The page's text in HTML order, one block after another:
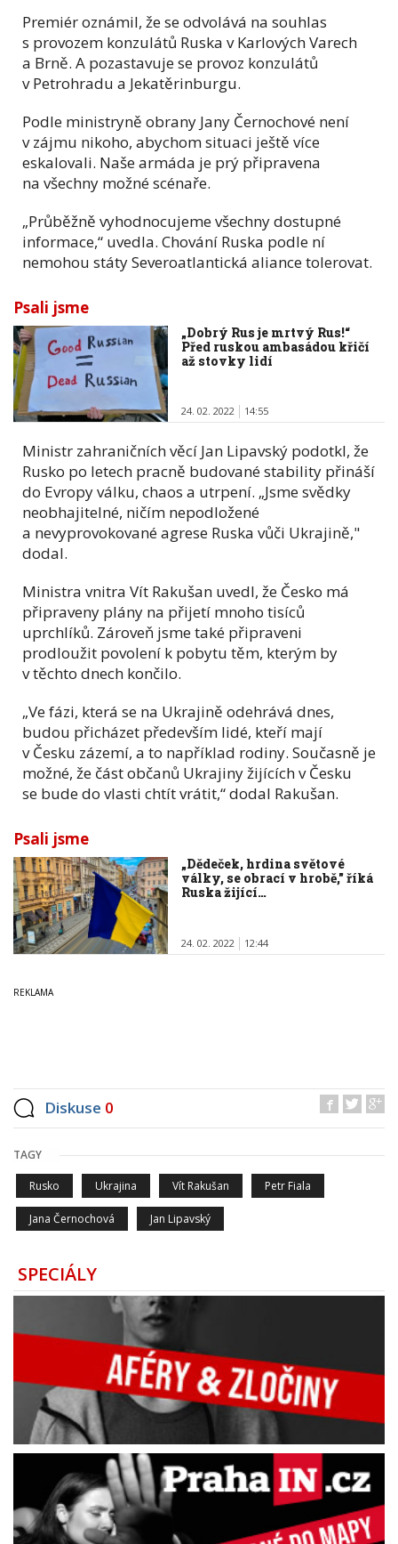
Premiér oznámil, že se odvolává na souhlas
s provozem konzulátů Ruska v Karlových Varech
a Brně. A pozastavuje se provoz konzulátů
v Petrohradu a Jekatěrinburgu.
Podle ministryně obrany Jany Černochové není
v zájmu nikoho, abychom situaci ještě více
eskalovali. Naše armáda je prý připravena
na všechny možné scénaře.
„Průběžně vyhodnocujeme všechny dostupné
informace,“ uvedla. Chování Ruska podle ní
nemohou státy Severoatlantická aliance tolerovat.
Psali jsme
„Dobrý Rus je mrtvý Rus!“
Před ruskou ambasádou křičí
až stovky lidí
24. 02. 2022 14:55
Ministr zahraničních věcí Jan Lipavský podotkl, že
Rusko po letech pracně budované stability přináší
do Evropy válku, chaos a utrpení. „Jsme svědky
neobhajitelné, ničím nepodložené
a nevyprovokované agrese Ruska vůči Ukrajině,"
dodal.
Ministra vnitra Vít Rakušan uvedl, že Česko má
připraveny plány na přijetí mnoho tisíců
uprchlíků. Zároveň jsme také připraveni
prodloužit povolení k pobytu těm, kterým by
v těchto dnech končilo.
„Ve fázi, která se na Ukrajině odehrává dnes,
budou přicházet především lidé, kteří mají
v Česku zázemí, a to například rodiny. Současně je
možné, že část občanů Ukrajiny žijících v Česku
se bude do vlasti chtít vrátit,“ dodal Rakušan.
Psali jsme
„Dědeček, hrdina světové
války, se obrací v hrobě," říká
Ruska žijící…
24. 02. 2022 12:44
Diskuse 0
TAGY
Rusko Ukrajina Vít Rakušan Petr Fiala
Jana Černochová Jan Lipavský
SPECIÁLY